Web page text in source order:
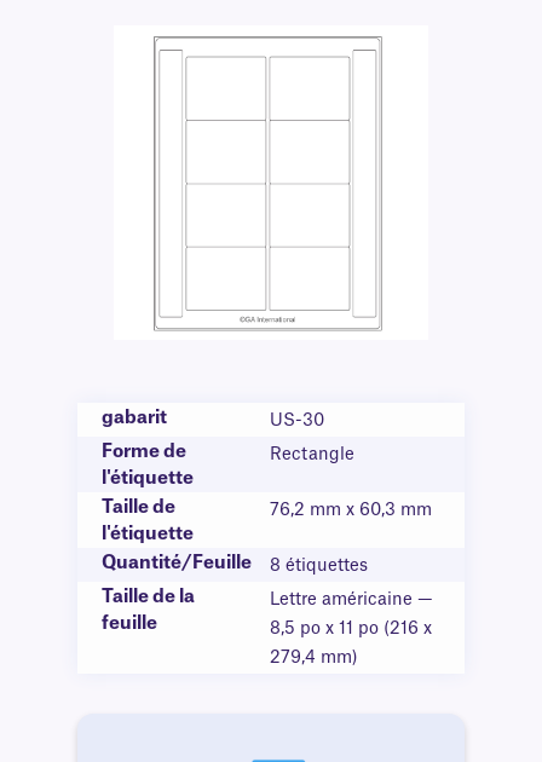
gabarit US-30
Forme de
l'étiquette
Rectangle
Taille de
l'étiquette
76,2 mm x 60,3 mm
Quantité/Feuille 8 étiquettes
Taille de la
feuille
Lettre américaine —
8,5 po x 11 po (216 x
279,4 mm)